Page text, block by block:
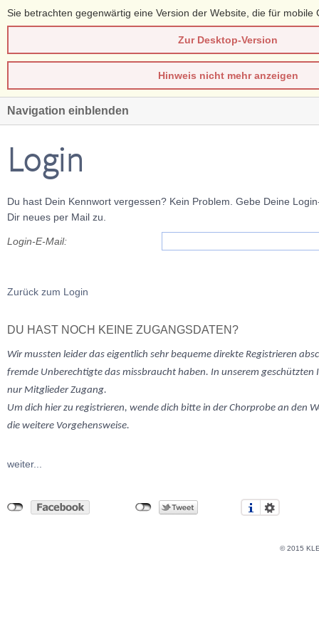
Sie betrachten gegenwärtig eine Version der Website, die für mobile
Zur Desktop-Version
Hinweis nicht mehr anzeigen
Navigation einblenden
Login
Du hast Dein Kennwort vergessen? Kein Problem. Gebe Deine
Dir neues per Mail zu.
Login-E-Mail:
Zurück zum Login
DU HAST NOCH KEINE ZUGANGSDATEN?
Wir mussten leiderdas eigentlich sehr bequeme direkte Registrieren
fremde Unberechtigte das missbraucht haben. In unserem
nur Mitglieder Zugang.
Um dich hier zu registrieren, wende dich bitte in der Chorprobe an den
die weitere Vorgehensweise.
weiter...
© 2015